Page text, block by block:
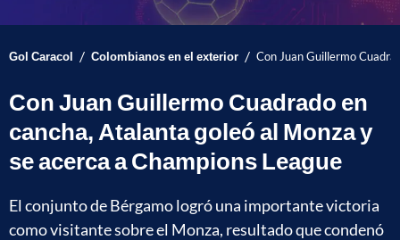
Gol Caracol / Colombianos en el exterior / Con Juan Guillermo
Con Juan Guillermo Cuadrado en
cancha, Atalanta goleó al Monza y
se acerca a Champions League
El conjunto de Bérgamo logró una importante victoria
como visitante sobre el Monza, resultado que condenó